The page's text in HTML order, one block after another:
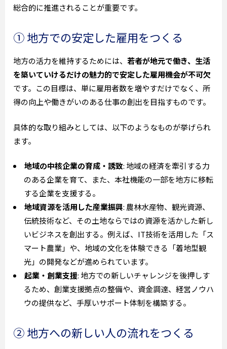
総合的に推進されることが重要です。
① 地方での安定した雇用をつくる
地方の活力を維持するためには、 若者が地元で働き、生活
を築いていけるだけの魅力的で安定した雇用機会が不可欠
です。この目標は、単に雇用者数を増やすだけでなく、所
得の向上や働きがいのある仕事の創出を目指すものです。
具体的な取り組みとしては、以下のようなものが挙げられ
ます。
地域の中核企業の育成・誘致: 地域の経済を牽引する力
のある企業を育て、また、本社機能の一部を地方に移転
する企業を支援する。
地域資源を活用した産業振興: 農林水産物、観光資源、
伝統技術など、その土地ならではの資源を活かした新し
いビジネスを創出する。例えば、IT技術を活用した「ス
マート農業」や、地域の文化を体験できる「着地型観
光」の開発などが進められています。
起業・創業支援: 地方での新しいチャレンジを後押しす
るため、創業支援拠点の整備や、資金調達、経営ノウハ
ウの提供など、手厚いサポート体制を構築する。
② 地方への新しい人の流れをつくる